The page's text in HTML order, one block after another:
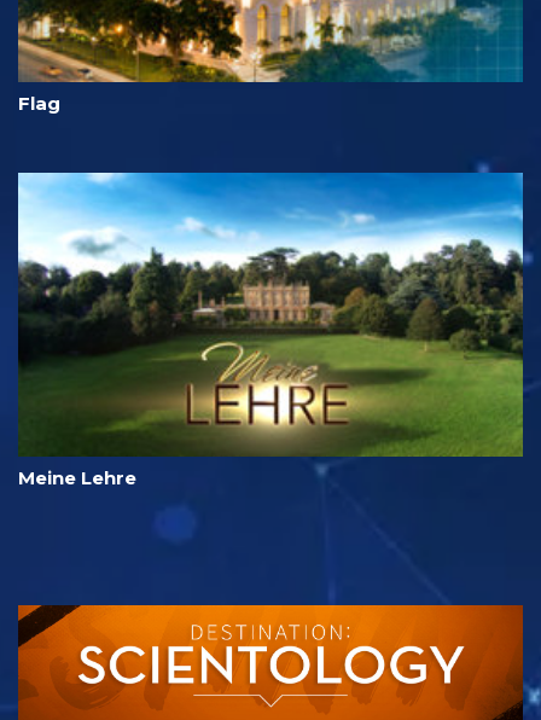
Flag
Meine Lehre